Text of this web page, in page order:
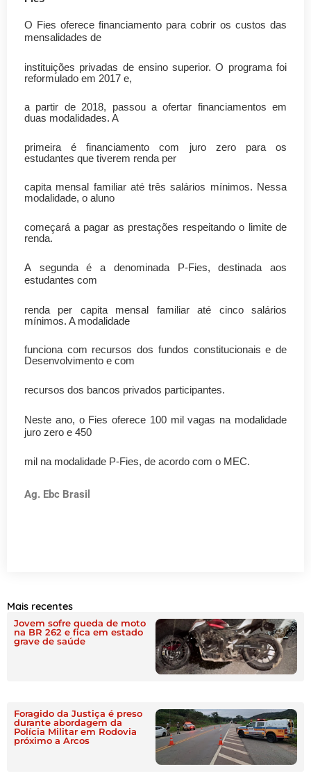
O Fies oferece financiamento para cobrir os custos das
mensalidades de
instituições privadas de ensino superior. O programa foi
reformulado em 2017 e,
a partir de 2018, passou a ofertar financiamentos em
duas modalidades. A
primeira é financiamento com juro zero para os
estudantes que tiverem renda per
capita mensal familiar até três salários mínimos. Nessa
modalidade, o aluno
começará a pagar as prestações respeitando o limite de
renda.
A segunda é a denominada P-Fies, destinada aos
estudantes com
renda per capita mensal familiar até cinco salários
mínimos. A modalidade
funciona com recursos dos fundos constitucionais e de
Desenvolvimento e com
recursos dos bancos privados participantes.
Neste ano, o Fies oferece 100 mil vagas na modalidade
juro zero e 450
mil na modalidade P-Fies, de acordo com o MEC.
Ag. Ebc Brasil
Mais recentes
Jovem sofre queda de moto
na BR 262 e fica em estado
grave de saúde
Foragido da Justiça é preso
durante abordagem da
Polícia Militar em Rodovia
próximo a Arcos